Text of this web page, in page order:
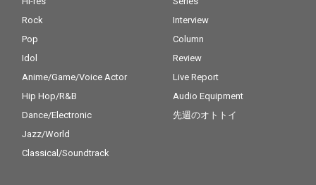
Rock
Pop
Idol
Anime/Game/Voice Actor
Hip Hop/R&B
Dance/Electronic
Jazz/World
Classical/Soundtrack
Interview
Column
Review
Live Report
Audio Equipment
先週のオトトイ